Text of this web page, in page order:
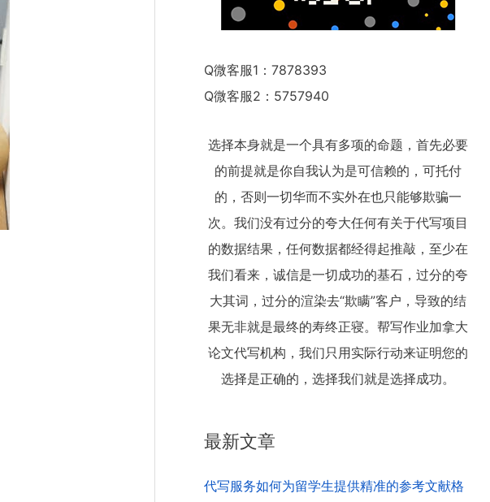
Q微客服1：7878393
Q微客服2：5757940
选择本身就是一个具有多项的命题，首先必要
的前提就是你自我认为是可信赖的，可托付
的，否则一切华而不实外在也只能够欺骗一
次。我们没有过分的夸大任何有关于代写项目
的数据结果，任何数据都经得起推敲，至少在
我们看来，诚信是一切成功的基石，过分的夸
大其词，过分的渲染去“欺瞒”客户，导致的结
果无非就是最终的寿终正寝。帮写作业加拿大
论文代写机构，我们只用实际行动来证明您的
选择是正确的，选择我们就是选择成功。
最新文章
代写服务如何为留学生提供精准的参考文献格